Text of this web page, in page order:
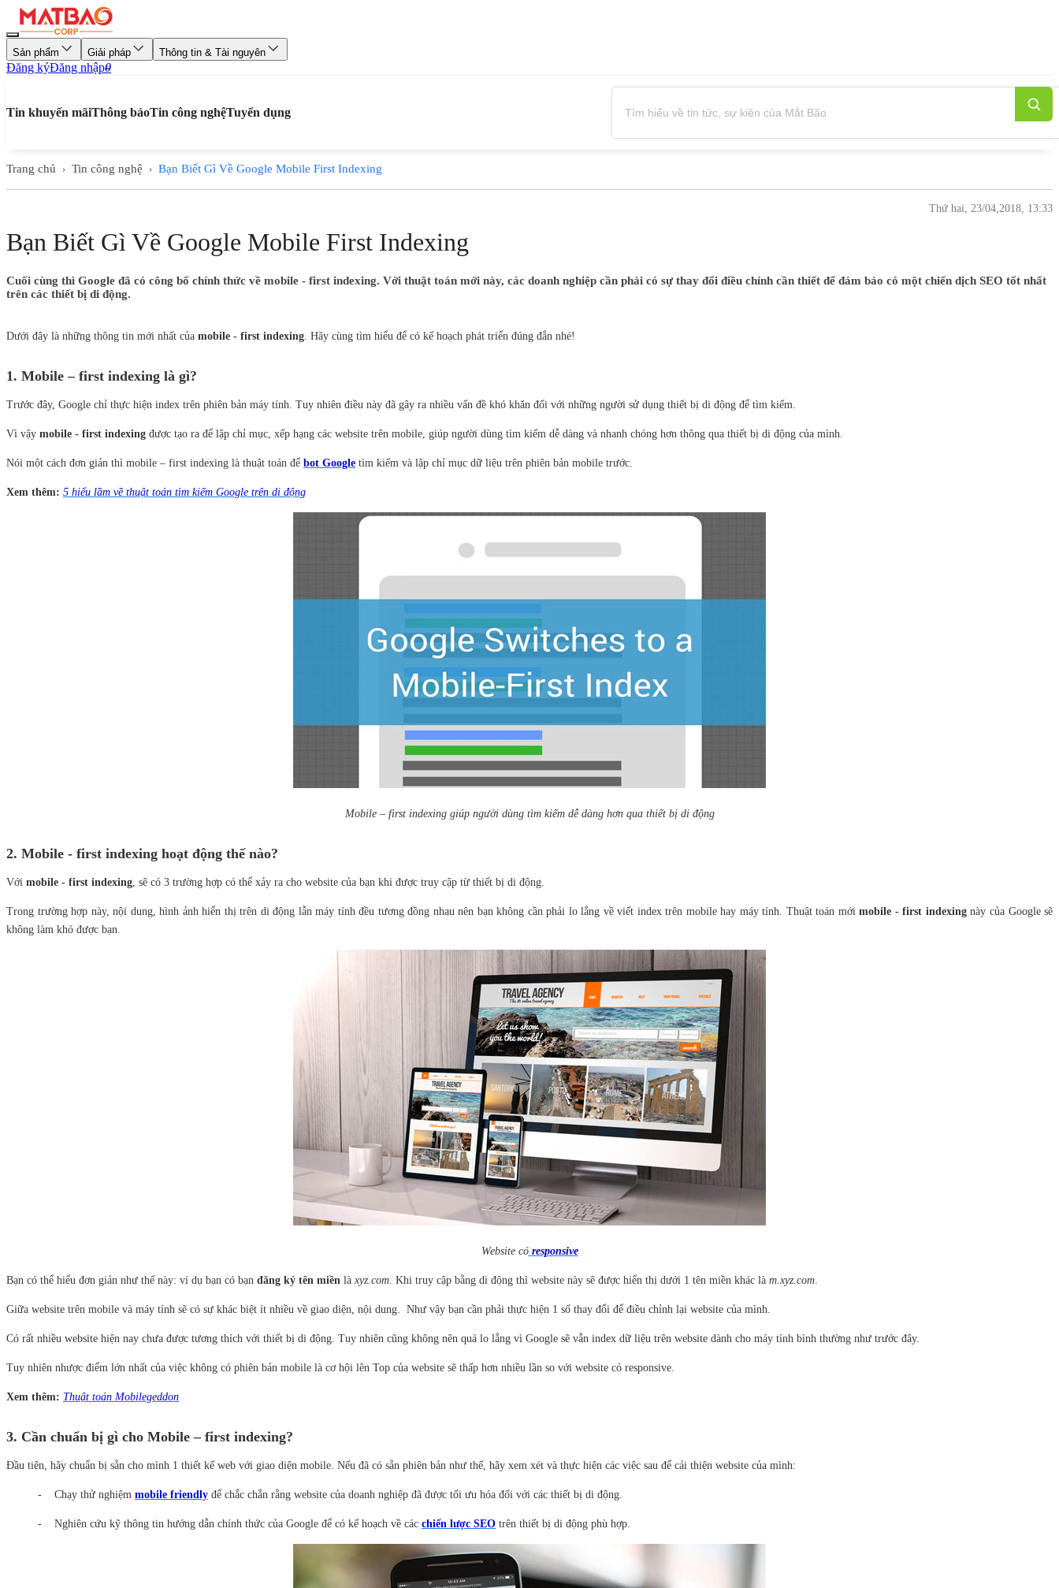
Sản phẩm Giải pháp Thông tin & Tài nguyên
Đăng kýĐăng nhập0
Tin khuyến mãiThông báoTin công nghệTuyển dụng
Trang chủ › Tin công nghệ › Bạn Biết Gì Về Google Mobile First Indexing
Thứ hai, 23/04,2018, 13:33
Bạn Biết Gì Về Google Mobile First Indexing
Cuối cùng thì Google đã có công bố chính thức về mobile - first indexing. Với thuật toán mới này, các doanh nghiệp cần phải có sự thay đổi điều chỉnh cần thiết để đảm bảo có một chiến dịch SEO tốt nhất
trên các thiết bị di động.
Dưới đây là những thông tin mới nhất của mobile - first indexing. Hãy cùng tìm hiểu để có kế hoạch phát triển đúng đắn nhé!
1. Mobile – first indexing là gì?
Trước đây, Google chỉ thực hiện index trên phiên bản máy tính. Tuy nhiên điều này đã gây ra nhiều vấn đề khó khăn đối với những người sử dụng thiết bị di động để tìm kiếm.
Vì vậy mobile - first indexing được tạo ra để lập chỉ mục, xếp hạng các website trên mobile, giúp người dùng tìm kiếm dễ dàng và nhanh chóng hơn thông qua thiết bị di động của mình.
Nói một cách đơn giản thì mobile – first indexing là thuật toán để bot Google tìm kiếm và lập chỉ mục dữ liệu trên phiên bản mobile trước.
Xem thêm: 5 hiểu lầm về thuật toán tìm kiếm Google trên di động
Mobile – first indexing giúp người dùng tìm kiếm dễ dàng hơn qua thiết bị di động
2. Mobile - first indexing hoạt động thế nào?
Với mobile - first indexing, sẽ có 3 trường hợp có thể xảy ra cho website của bạn khi được truy cập từ thiết bị di động.
Trong trường hợp này, nội dung, hình ảnh hiển thị trên di động lẫn máy tính đều tương đồng nhau nên bạn không cần phải lo lắng về viết index trên mobile hay máy tính. Thuật toán mớimobile - first indexingnày của Google sẽ
không làm khó được bạn.
Website córesponsive
Bạn có thể hiểu đơn giản như thế này: ví dụ bạn có bạn đăng ký tên miền là xyz.com. Khi truy cập bằng di động thì website này sẽ được hiển thị dưới 1 tên miền khác là m.xyz.com.
Giữa website trên mobile và máy tính sẽ có sự khác biệt ít nhiều về giao diện, nội dung. Như vậy bạn cần phải thực hiện 1 số thay đổi để điều chỉnh lại website của mình.
Có rất nhiều website hiện nay chưa được tương thích với thiết bị di động. Tuy nhiên cũng không nên quá lo lắng vì Google sẽ vẫn index dữ liệu trên website dành cho máy tính bình thường như trước đây.
Tuy nhiên nhược điểm lớn nhất của việc không có phiên bản mobile là cơ hội lên Top của website sẽ thấp hơn nhiều lần so với website có responsive.
Xem thêm: Thuật toán Mobilegeddon
3. Cần chuẩn bị gì cho Mobile – first indexing?
Đầu tiên, hãy chuẩn bị sẵn cho mình 1 thiết kế web với giao diện mobile. Nếu đã có sẵn phiên bản như thế, hãy xem xét và thực hiện các việc sau để cải thiện website của mình:
- Chạy thử nghiệm mobile friendly để chắc chắn rằng website của doanh nghiệp đã được tối ưu hóa đối với các thiết bị di động.
- Nghiên cứu kỹ thông tin hướng dẫn chính thức của Google để có kế hoạch về các chiến lược SEO trên thiết bị di động phù hợp.